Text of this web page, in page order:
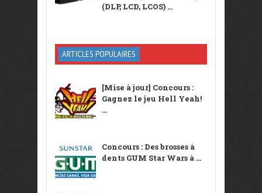
(DLP, LCD, LCOS) ...
ARTICLES POPULAIRES
[Mise à jour] Concours :
Gagnez le jeu Hell Yeah!
...
Concours : Des brosses à
dents GUM Star Wars à ...